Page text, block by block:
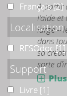
A partir
l’aide
large –
dans
sa
sorte
Français
Français[2]
Localisation
RESOdoc
RESOdoc[1]
Support
LivreLivre [1]